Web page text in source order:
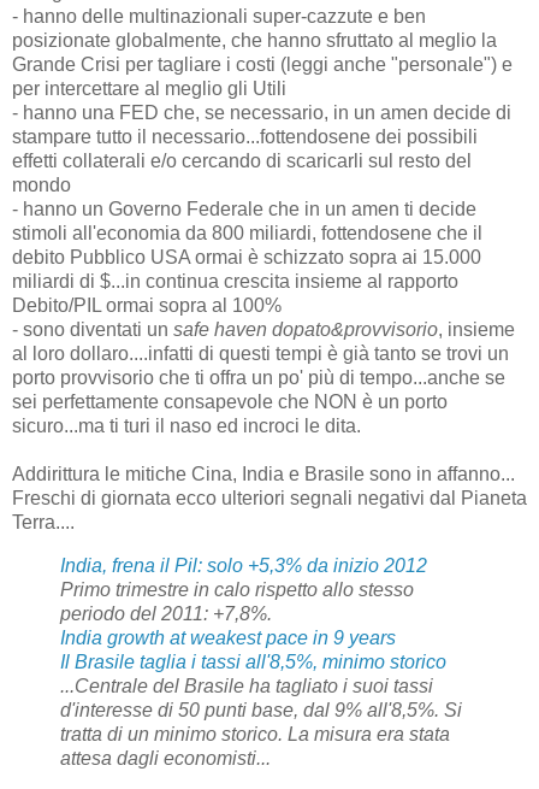
- hanno delle multinazionali super-cazzute e ben
posizionate globalmente, che hanno sfruttato al meglio la
Grande Crisi per tagliare i costi (leggi anche "personale") e
per intercettare al meglio gli Utili
- hanno una FED che, se necessario, in un amen decide di
stampare tutto il necessario...fottendosene dei possibili
effetti collaterali e/o cercando di scaricarli sul resto del
mondo
- hanno un Governo Federale che in un amen ti decide
stimoli all'economia da 800 miliardi, fottendosene che il
debito Pubblico USA ormai è schizzato sopra ai 15.000
miliardi di $...in continua crescita insieme al rapporto
Debito/PIL ormai sopra al 100%
- sono diventati un safe haven dopato&provvisorio, insieme
al loro dollaro....infatti di questi tempi è già tanto se trovi un
porto provvisorio che ti offra un po' più di tempo...anche se
sei perfettamente consapevole che NON è un porto
sicuro...ma ti turi il naso ed incroci le dita.
Addirittura le mitiche Cina, India e Brasile sono in affanno...
Freschi di giornata ecco ulteriori segnali negativi dal Pianeta
Terra....
India, frena il Pil: solo +5,3% da inizio 2012
Primo trimestre in calo rispetto allo stesso
periodo del 2011: +7,8%.
India growth at weakest pace in 9 years
Il Brasile taglia i tassi all'8,5%, minimo storico
...Centrale del Brasile ha tagliato i suoi tassi
d'interesse di 50 punti base, dal 9% all'8,5%. Si
tratta di un minimo storico. La misura era stata
attesa dagli economisti...